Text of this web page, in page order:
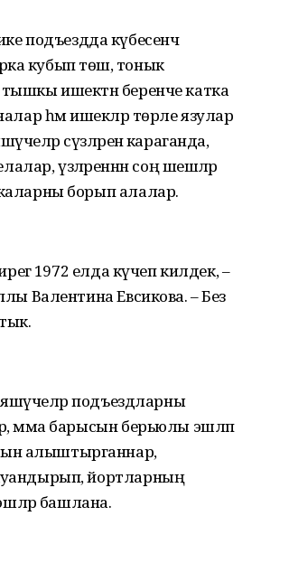
подъездда күбесенчә
кубып төшә, тонык
ишектән беренче катка
һәм ишекләр төрле язулар
сүзләренә караганда,
үзләреннән соң шешәләр
борып алалар.
1972 елда күчеп килдек, –
Валентина Евсикова. – Без
подъездларны
әмма барысын берьюлы эшләп
алыштырганнар,
йортларның
башлана.